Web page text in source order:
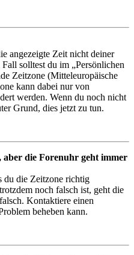
angezeigte Zeit nicht deiner
solltest du im „Persönlichen
Zeitzone (Mitteleuropäische
kann dabei nur von
werden. Wenn du noch nicht
Grund, dies jetzt zu tun.
aber die Forenuhr geht immer
du die Zeitzone richtig
noch falsch ist, geht die
Kontaktiere einen
beheben kann.